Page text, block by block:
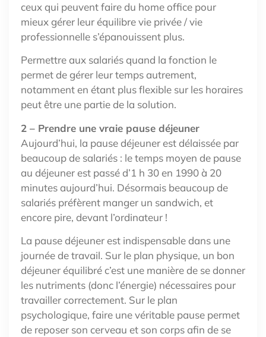
ceux qui peuvent faire du home office pour
mieux gérer leur équilibre vie privée / vie
professionnelle s’épanouissent plus.
Permettre aux salariés quand la fonction le
permet de gérer leur temps autrement,
notamment en étant plus flexible sur les horaires
peut être une partie de la solution.
2 – Prendre une vraie pause déjeuner
Aujourd’hui, la pause déjeuner est délaissée par
beaucoup de salariés : le temps moyen de pause
au déjeuner est passé d’1 h 30 en 1990 à 20
minutes aujourd’hui. Désormais beaucoup de
salariés préfèrent manger un sandwich, et
encore pire, devant l’ordinateur !
La pause déjeuner est indispensable dans une
journée de travail. Sur le plan physique, un bon
déjeuner équilibré c’est une manière de se donner
les nutriments (donc l’énergie) nécessaires pour
travailler correctement. Sur le plan
psychologique, faire une véritable pause permet
de reposer son cerveau et son corps afin de se